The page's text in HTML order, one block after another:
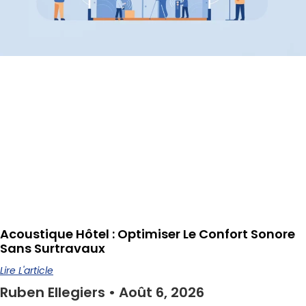
Acoustique Hôtel : Optimiser Le Confort Sonore
Sans Surtravaux
Lire L'article
Ruben Ellegiers Août 6, 2026